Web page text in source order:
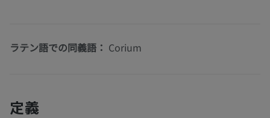
ラテン語での同義語： Corium
定義